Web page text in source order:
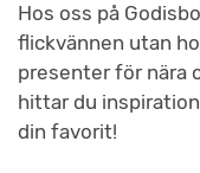
Hos oss på
flickvännen utan
presenter för nära
hittar du
din favorit!